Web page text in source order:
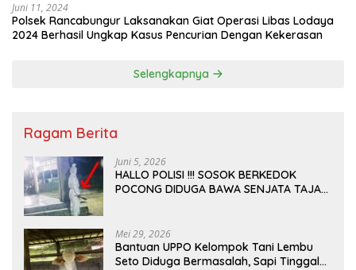
Juni 11, 2024
Polsek Rancabungur Laksanakan Giat Operasi Libas Lodaya
2024 Berhasil Ungkap Kasus Pencurian Dengan Kekerasan
Selengkapnya
Ragam Berita
Juni 5, 2026
HALLO POLISI !!! SOSOK BERKEDOK
POCONG DIDUGA BAWA SENJATA TAJAM
Mei 29, 2026
Bantuan UPPO Kelompok Tani Lembu
Seto Diduga Bermasalah, Sapi Tinggal